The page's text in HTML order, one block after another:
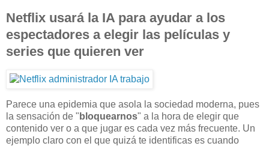
Netflix usará la IA para ayudar a los
espectadores a elegir las películas y
series que quieren ver
Parece una epidemia que asola la sociedad moderna, pues
la sensación de " bloquearnos" a la hora de elegir que
contenido ver o a que jugar es cada vez más frecuente. Un
ejemplo claro con el que quizá te identificas es cuando